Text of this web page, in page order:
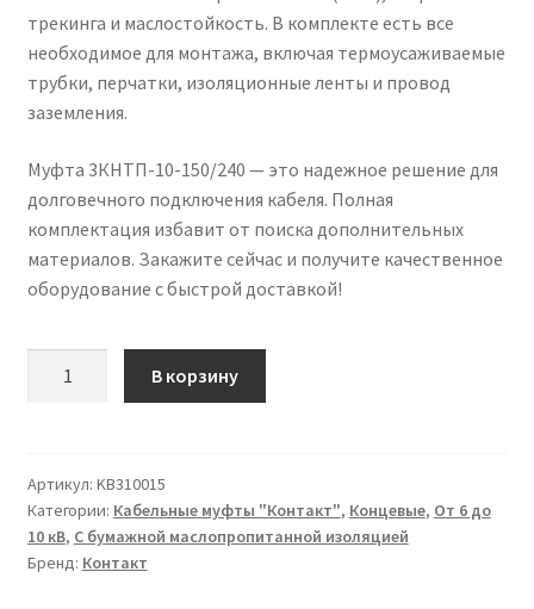
трекинга и маслостойкость. В комплекте есть все
необходимое для монтажа, включая термоусаживаемые
трубки, перчатки, изоляционные ленты и провод
заземления.
Муфта 3КНТП-10-150/240 — это надежное решение для
долговечного подключения кабеля. Полная
комплектация избавит от поиска дополнительных
материалов. Закажите сейчас и получите качественное
оборудование с быстрой доставкой!
3КНТП-10-
150/240
"Контакт"
НКЗ
В корзину
Артикул: KB310015
Категории: Кабельные муфты "Контакт", Концевые, От 6 до
10 кВ, С бумажной маслопропитанной изоляцией
Бренд: Контакт